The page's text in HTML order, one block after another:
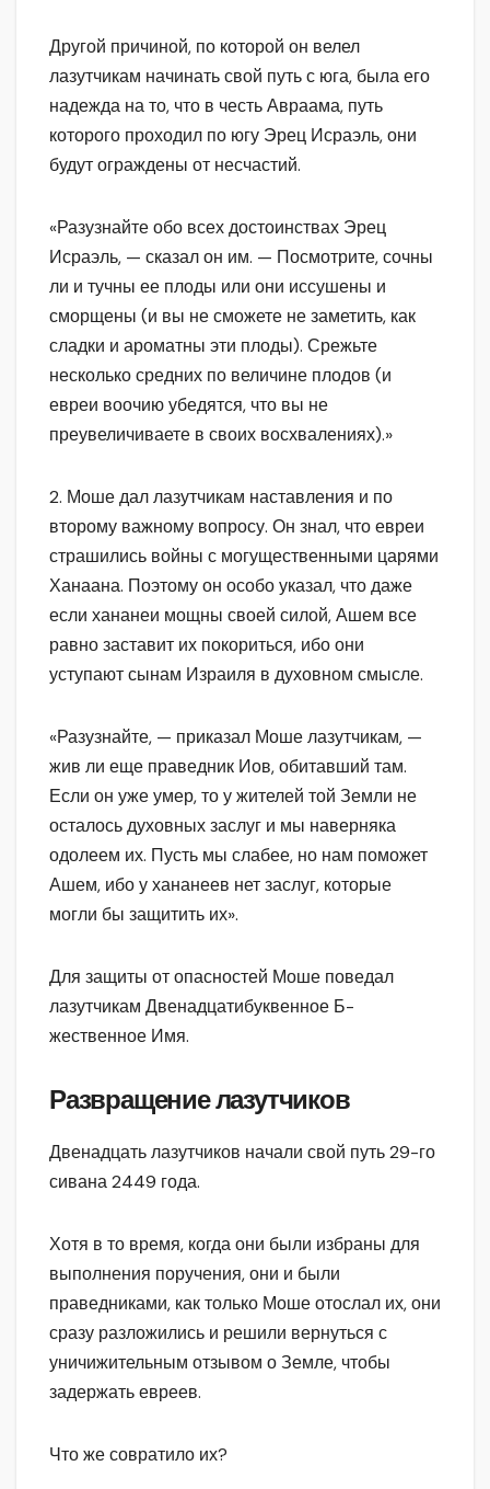
Другой причиной, по которой он велел
лазутчикам начинать свой путь с юга, была его
надежда на то, что в честь Авраама, путь
которого проходил по югу Эрец Исраэль, они
будут ограждены от несчастий.
«Разузнайте обо всех достоинствах Эрец
Исраэль, — сказал он им. — Посмотрите, сочны
ли и тучны ее плоды или они иссушены и
сморщены (и вы не сможете не заметить, как
сладки и ароматны эти плоды). Срежьте
несколько средних по величине плодов (и
евреи воочию убедятся, что вы не
преувеличиваете в своих восхвалениях).»
2. Моше дал лазутчикам наставления и по
второму важному вопросу. Он знал, что евреи
страшились войны с могущественными царями
Ханаана. Поэтому он особо указал, что даже
если хананеи мощны своей силой, Ашем все
равно заставит их покориться, ибо они
уступают сынам Израиля в духовном смысле.
«Разузнайте, — приказал Моше лазутчикам, —
жив ли еще праведник Иов, обитавший там.
Если он уже умер, то у жителей той Земли не
осталось духовных заслуг и мы наверняка
одолеем их. Пусть мы слабее, но нам поможет
Ашем, ибо у хананеев нет заслуг, которые
могли бы защитить их».
Для защиты от опасностей Моше поведал
лазутчикам Двенадцатибуквенное Б-
жественное Имя.
Развращение лазутчиков
Двенадцать лазутчиков начали свой путь 29-го
сивана 2449 года.
Хотя в то время, когда они были избраны для
выполнения поручения, они и были
праведниками, как только Моше отослал их, они
сразу разложились и решили вернуться с
уничижительным отзывом о Земле, чтобы
задержать евреев.
Что же совратило их?